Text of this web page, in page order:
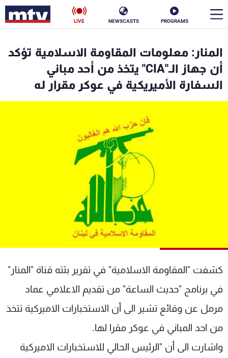
PROGRAMS
NEWSCASTS
LIVE
المنار: معلومات المقاومة الاسلامية تؤكد
أن جهاز الـ"CIA" يتخذ من أحد مباني
السفارة الأميريكية في عوكر مقرار له
كشفت "المقاومة الاسلامية" في تقرير بثته قناة "المنار"
في برنامج "حديث الساعة" من تقديم الاعلامي عماد
مرمل عن وقائع تشير الى أن الاستخبارات الاميركية تتخذ
من احد المباني في عوكر مقرا لها.
واشارت الى أن "الرئيس الحالي للاستخبارات الاميركية
الأخبار
سياسة ناس
رياضة
الترددات
عن MTV
الإنـتـاج
لاعلاناتكم
وظائف
تواصل معنا
شروط الإسـتخدام